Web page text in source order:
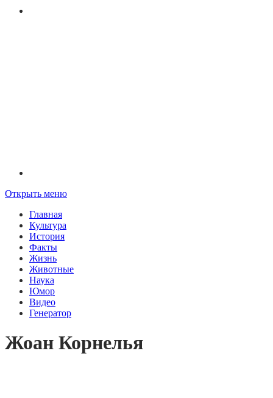
Открыть меню
Главная
Культура
История
Факты
Жизнь
Животные
Наука
Юмор
Видео
Генератор
Жоан Корнелья